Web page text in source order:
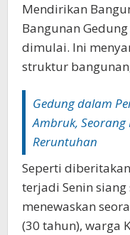
Mendirikan
Bangunan
dimulai. Ini
struktur
Gedung dalam
Ambruk, Seorang
Reruntuhan
Seperti
terjadi Senin
menewaskan
(30 tahun), warga